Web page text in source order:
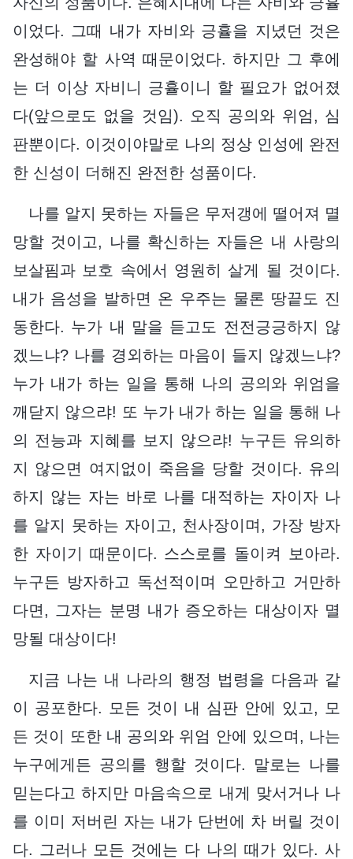
이었다. 그때 내가 자비와 긍휼을 지녔던 것은
완성해야 할 사역 때문이었다. 하지만 그 후에
는 더 이상 자비니 긍휼이니 할 필요가 없어졌
다(앞으로도 없을 것임). 오직 공의와 위엄, 심
판뿐이다. 이것이야말로 나의 정상 인성에 완전
한 신성이 더해진 완전한 성품이다.
나를 알지 못하는 자들은 무저갱에 떨어져 멸
망할 것이고, 나를 확신하는 자들은 내 사랑의
보살핌과 보호 속에서 영원히 살게 될 것이다.
내가 음성을 발하면 온 우주는 물론 땅끝도 진
동한다. 누가 내 말을 듣고도 전전긍긍하지 않
겠느냐? 나를 경외하는 마음이 들지 않겠느냐?
누가 내가 하는 일을 통해 나의 공의와 위엄을
깨닫지 않으랴! 또 누가 내가 하는 일을 통해 나
의 전능과 지혜를 보지 않으랴! 누구든 유의하
지 않으면 여지없이 죽음을 당할 것이다. 유의
하지 않는 자는 바로 나를 대적하는 자이자 나
를 알지 못하는 자이고, 천사장이며, 가장 방자
한 자이기 때문이다. 스스로를 돌이켜 보아라.
누구든 방자하고 독선적이며 오만하고 거만하
다면, 그자는 분명 내가 증오하는 대상이자 멸
망될 대상이다!
지금 나는 내 나라의 행정 법령을 다음과 같
이 공포한다. 모든 것이 내 심판 안에 있고, 모
든 것이 또한 내 공의와 위엄 안에 있으며, 나는
누구에게든 공의를 행할 것이다. 말로는 나를
믿는다고 하지만 마음속으로 내게 맞서거나 나
를 이미 저버린 자는 내가 단번에 차 버릴 것이
다. 그러나 모든 것에는 다 나의 때가 있다. 사